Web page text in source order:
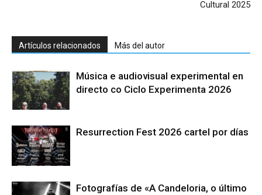
Cultural 2025
Artículos relacionados Más del autor
Música e audiovisual experimental en
directo co Ciclo Experimenta 2026
Resurrection Fest 2026 cartel por días
Fotografías de «A Candeloria, o último